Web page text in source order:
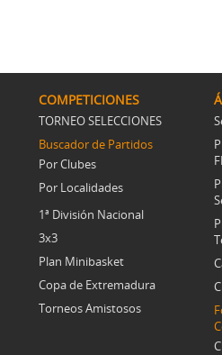
COMPETICIONES
TORNEO SELECCIONES
Buscador de Partidos
Por Clubes
Por Localidades
1ª División Nacional
3x3
Plan Minibasket
Copa de Extremadura
Torneos Amistosos